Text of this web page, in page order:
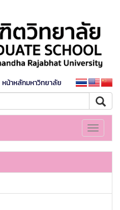
หน้าหลักมหาวิทยาลัย
Toggle